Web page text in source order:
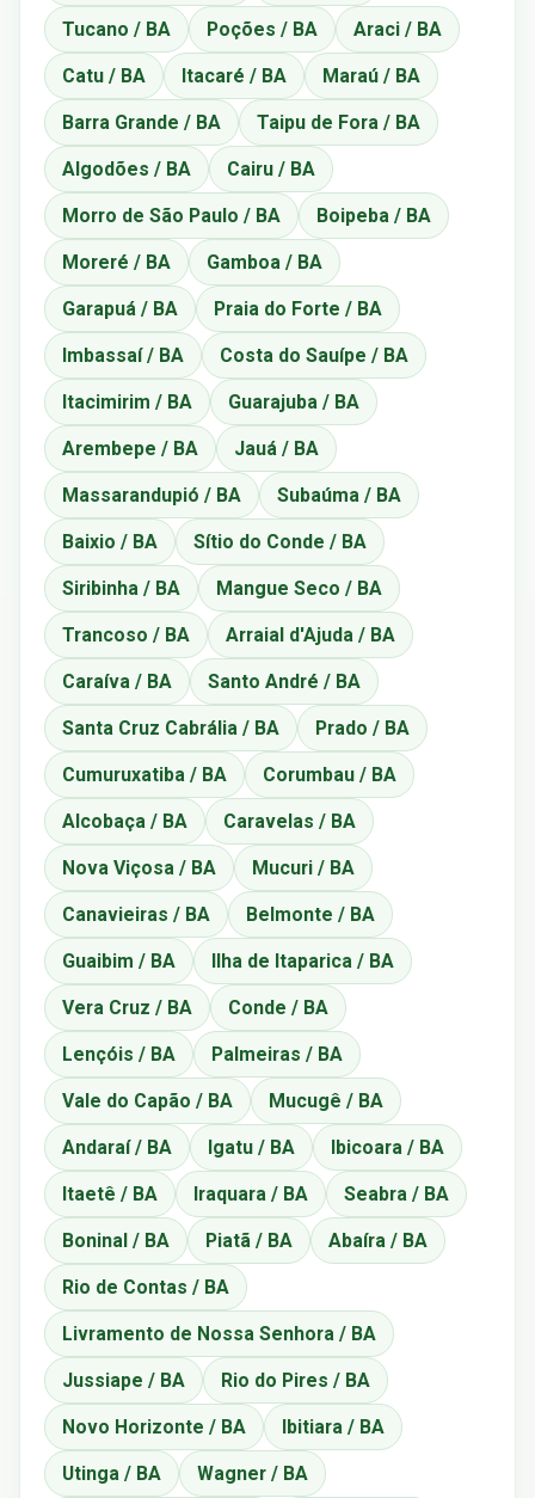
Tucano / BA Poções / BA Araci / BA
Catu / BA Itacaré / BA Maraú / BA
Barra Grande / BA Taipu de Fora / BA
Algodões / BA Cairu / BA
Morro de São Paulo / BA Boipeba / BA
Moreré / BA Gamboa / BA
Garapuá / BA Praia do Forte / BA
Imbassaí / BA Costa do Sauípe / BA
Itacimirim / BA Guarajuba / BA
Arembepe / BA Jauá / BA
Massarandupió / BA Subaúma / BA
Baixio / BA Sítio do Conde / BA
Siribinha / BA Mangue Seco / BA
Trancoso / BA Arraial d'Ajuda / BA
Caraíva / BA Santo André / BA
Santa Cruz Cabrália / BA Prado / BA
Cumuruxatiba / BA Corumbau / BA
Alcobaça / BA Caravelas / BA
Nova Viçosa / BA Mucuri / BA
Canavieiras / BA Belmonte / BA
Guaibim / BA Ilha de Itaparica / BA
Vera Cruz / BA Conde / BA
Lençóis / BA Palmeiras / BA
Vale do Capão / BA Mucugê / BA
Andaraí / BA Igatu / BA Ibicoara / BA
Itaetê / BA Iraquara / BA Seabra / BA
Boninal / BA Piatã / BA Abaíra / BA
Rio de Contas / BA
Livramento de Nossa Senhora / BA
Jussiape / BA Rio do Pires / BA
Novo Horizonte / BA Ibitiara / BA
Utinga / BA Wagner / BA